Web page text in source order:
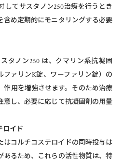
してサスタノン250治療を行うとき
含め定期的にモニタリングする必要
タノン250 は、クマリン系抗凝固
ァリンK錠、ワーファリン錠）の
作用を増強させます。そのため治療
意し、必要に応じて抗凝固剤の用量
ロイド
はコルチコステロイドの同時投与は
あるため、これらの活性物質は、特